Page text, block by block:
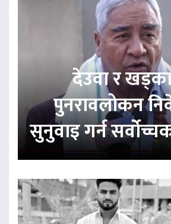
देउवा र
पुनरावलोकन
सुनुवाइ गर्न